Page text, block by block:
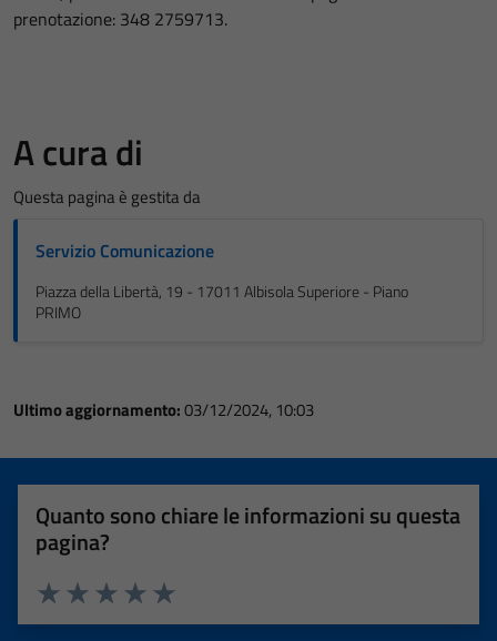
prenotazione: 348 2759713.
A cura di
Questa pagina è gestita da
Servizio Comunicazione
Piazza della Libertà, 19 - 17011 Albisola Superiore - Piano
PRIMO
Ultimo aggiornamento:03/12/2024, 10:03
Quanto sono chiare le informazioni su questa
pagina?
Valuta 5 stelle su 5
Valuta 4 stelle su 5
Valuta 3 stelle su 5
Valuta 2 stelle su 5
Valuta 1 stelle su 5
Tecnici
del sito e non
Questi cookie